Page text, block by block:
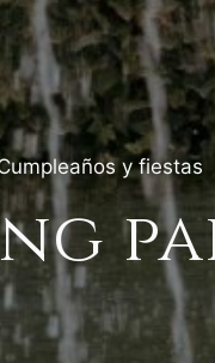
y fiestas